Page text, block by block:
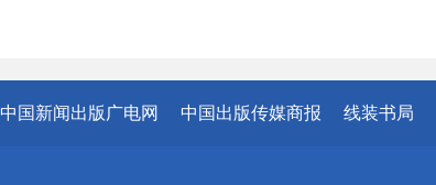
中国新闻出版广电网 中国出版传媒商报 线装书局